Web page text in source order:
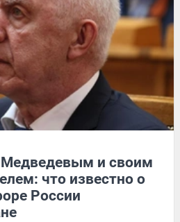
Медведевым и своим
что известно о
России